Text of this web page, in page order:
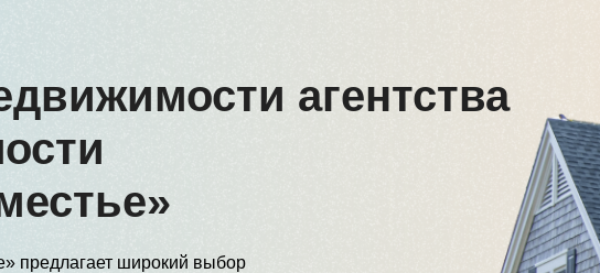
предлагает широкий выбор
агентства